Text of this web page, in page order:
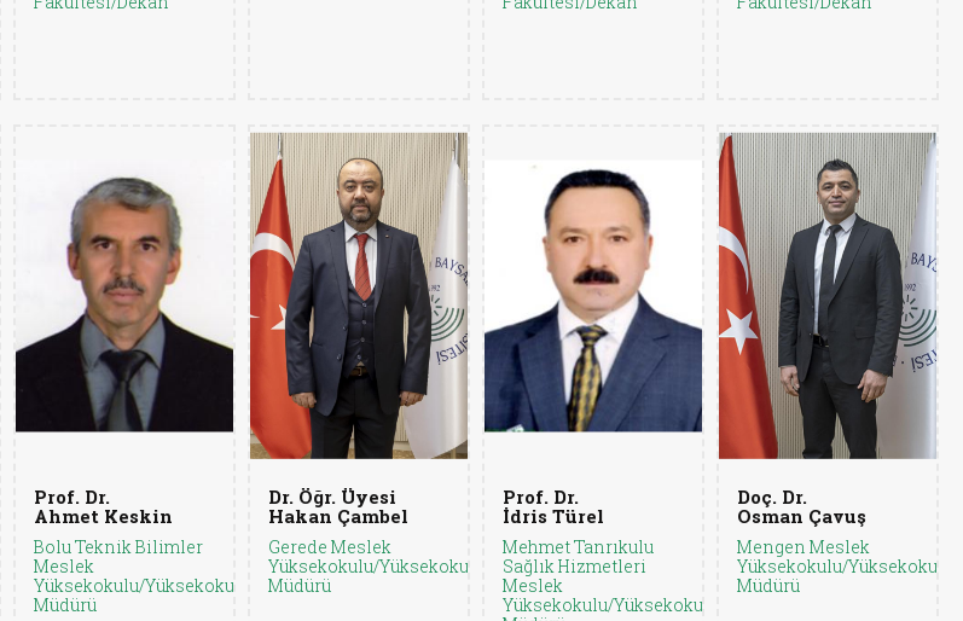
Prof. Dr.
Ahmet Keskin
Bolu Teknik Bilimler
Meslek
Yüksekokulu/Yüksekokul
Müdürü
Dr. Öğr. Üyesi
Hakan Çambel
Gerede Meslek
Yüksekokulu/Yüksekokul
Müdürü
Prof. Dr.
İdris Türel
Mehmet Tanrıkulu
Sağlık Hizmetleri
Meslek
Yüksekokulu/Yüksekokul
Doç. Dr.
Osman Çavuş
Mengen Meslek
Yüksekokulu/Yüksekokul
Müdürü